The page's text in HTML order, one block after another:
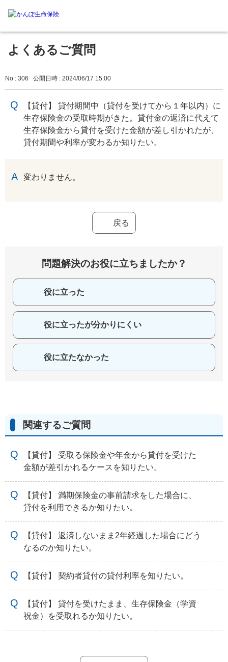
よくあるご質問
No : 306 公開日時 : 2024/06/17 15:00
【貸付】 貸付期間中（貸付を受けてから１年以内）に
生存保険金の受取時期がきた。貸付金の返済に代えて
生存保険金から貸付を受けた金額が差し引かれたが、
貸付期間や利率が変わるか知りたい。
変わりません。
戻る
問題解決のお役に立ちましたか？
役に立った
役に立ったが分かりにくい
役に立たなかった
関連するご質問
【貸付】 受取る保険金や年金から貸付を受けた
金額が差引かれるケースを知りたい。
【貸付】 満期保険金の事前請求をした場合に、
貸付を利用できるか知りたい。
【貸付】 返済しないまま2年経過した場合にどう
なるのか知りたい。
【貸付】 契約者貸付の貸付利率を知りたい。
【貸付】 貸付を受けたまま、生存保険金（学資
祝金）を受取れるか知りたい。